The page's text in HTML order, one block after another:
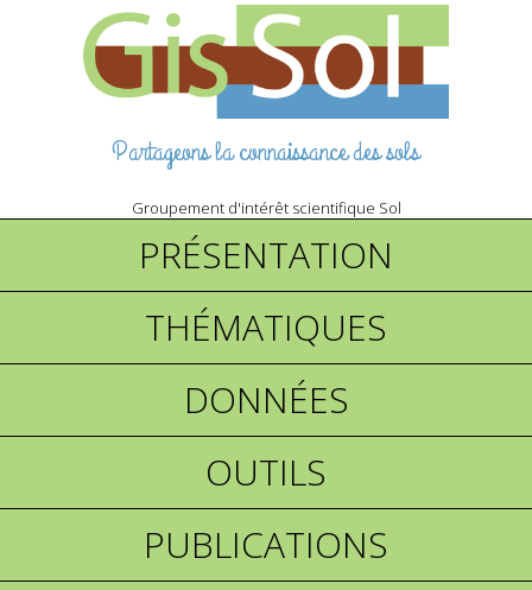
Partageons la connaissance des sols
Groupement d'intérêt scientifique Sol
PRÉSENTATION
THÉMATIQUES
DONNÉES
OUTILS
PUBLICATIONS